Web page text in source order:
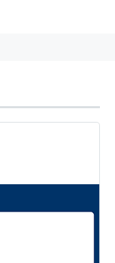
て指示される内
表される内
型。わけ。
かの表現を通し
取れる、その表